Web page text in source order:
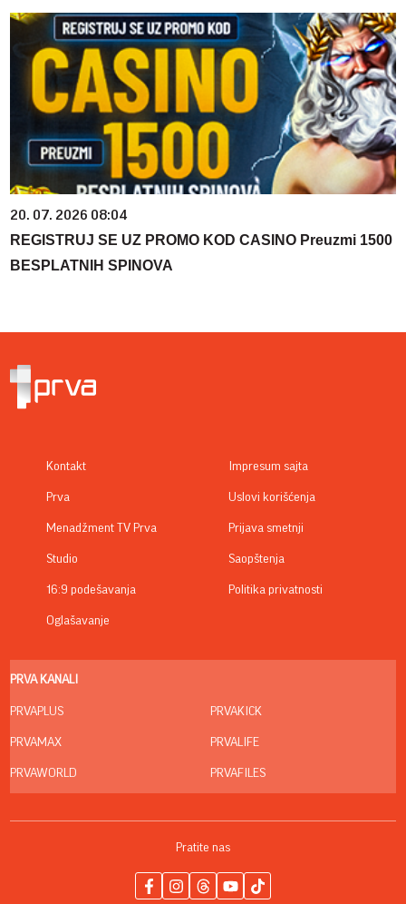
20. 07. 2026 08:04
REGISTRUJ SE UZ PROMO KOD CASINO Preuzmi 1500
BESPLATNIH SPINOVA
Kontakt
Prva
Menadžment TV Prva
Studio
16:9 podešavanja
Oglašavanje
Impresum sajta
Uslovi korišćenja
Prijava smetnji
Saopštenja
Politika privatnosti
PRVA KANALI
PRVAPLUS
PRVAMAX
PRVAWORLD
PRVAKICK
PRVALIFE
PRVAFILES
Pratite nas